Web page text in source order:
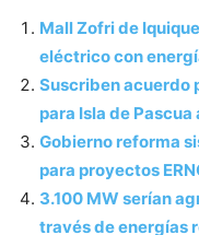
Mall Zofri de
eléctrico con
Suscriben acuerdo
para Isla de Pascua
Gobierno reforma
para proyectos
3.100 MW serían
través de energías